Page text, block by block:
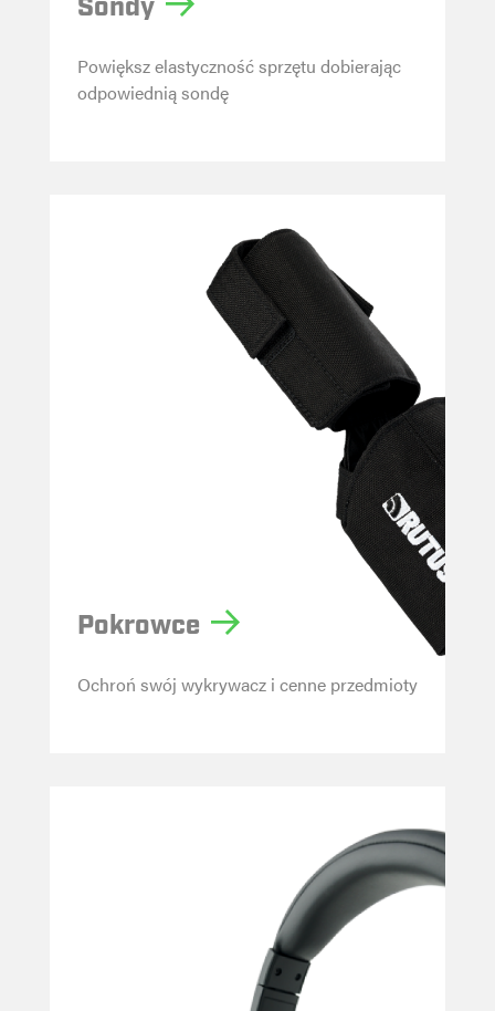
Sondy
Powiększ elastyczność sprzętu dobierając
odpowiednią sondę
p
Pokrowce
Ochroń swój wykrywacz i cenne przedmioty